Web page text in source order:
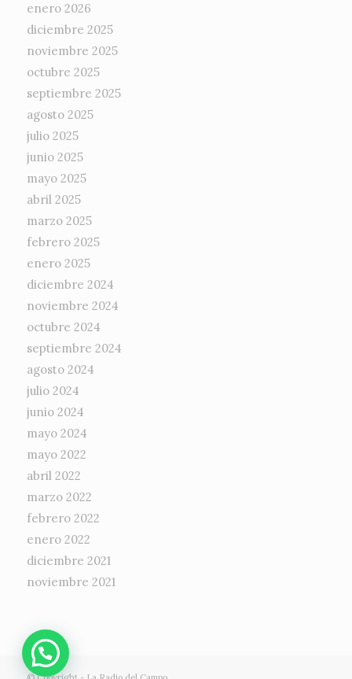
enero 2026
diciembre 2025
noviembre 2025
octubre 2025
septiembre 2025
agosto 2025
julio 2025
junio 2025
mayo 2025
abril 2025
marzo 2025
febrero 2025
enero 2025
diciembre 2024
noviembre 2024
octubre 2024
septiembre 2024
agosto 2024
julio 2024
junio 2024
mayo 2024
mayo 2022
abril 2022
marzo 2022
febrero 2022
enero 2022
diciembre 2021
noviembre 2021